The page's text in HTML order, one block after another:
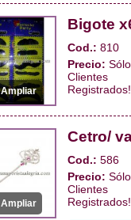
Ampliar
Bigote
Cod.: 810
Precio:
Clientes
Registrados!
Ampliar
Cetro/
Cod.: 586
Precio:
Clientes
Registrados!